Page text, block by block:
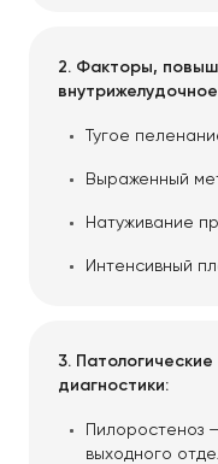
2. Факторы,
Тугое
Выраженный
Натуживание
Интенсивный
3.
диагностики:
Пилоростеноз
выходного